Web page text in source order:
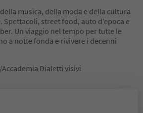
musica, della moda e della cultura
Spettacoli, street food, auto d’epoca e
Un viaggio nel tempo per tutte le
a notte fonda e rivivere i decenni
Dialetti visivi